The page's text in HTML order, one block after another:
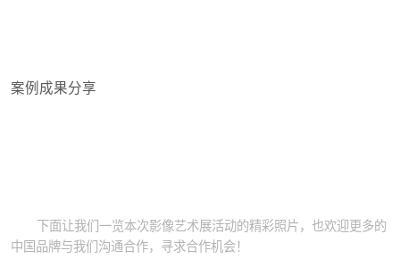
案例成果分享
下面让我们一览本次影像艺术展活动的精彩照片，也欢迎更多的
中国品牌与我们沟通合作，寻求合作机会！